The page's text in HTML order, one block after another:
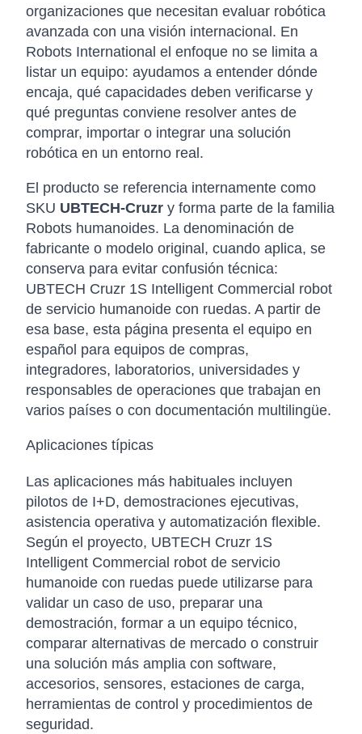
organizaciones que necesitan evaluar robótica
avanzada con una visión internacional. En
Robots International el enfoque no se limita a
listar un equipo: ayudamos a entender dónde
encaja, qué capacidades deben verificarse y
qué preguntas conviene resolver antes de
comprar, importar o integrar una solución
robótica en un entorno real.
El producto se referencia internamente como
SKU UBTECH-Cruzr y forma parte de la familia
Robots humanoides. La denominación de
fabricante o modelo original, cuando aplica, se
conserva para evitar confusión técnica:
UBTECH Cruzr 1S Intelligent Commercial robot
de servicio humanoide con ruedas. A partir de
esa base, esta página presenta el equipo en
español para equipos de compras,
integradores, laboratorios, universidades y
responsables de operaciones que trabajan en
varios países o con documentación multilingüe.
Aplicaciones típicas
Las aplicaciones más habituales incluyen
pilotos de I+D, demostraciones ejecutivas,
asistencia operativa y automatización flexible.
Según el proyecto, UBTECH Cruzr 1S
Intelligent Commercial robot de servicio
humanoide con ruedas puede utilizarse para
validar un caso de uso, preparar una
demostración, formar a un equipo técnico,
comparar alternativas de mercado o construir
una solución más amplia con software,
accesorios, sensores, estaciones de carga,
herramientas de control y procedimientos de
seguridad.